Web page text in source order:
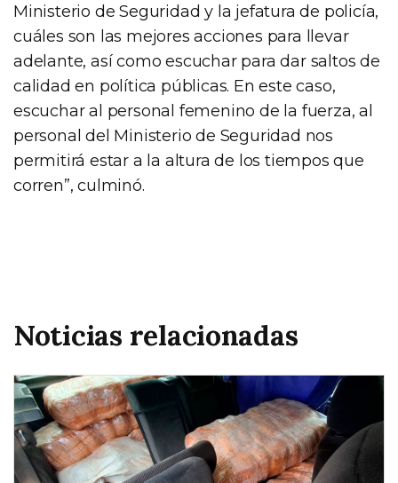
Ministerio de Seguridad y la jefatura de policía,
cuáles son las mejores acciones para llevar
adelante, así como escuchar para dar saltos de
calidad en política públicas. En este caso,
escuchar al personal femenino de la fuerza, al
personal del Ministerio de Seguridad nos
permitirá estar a la altura de los tiempos que
corren”, culminó.
Noticias relacionadas